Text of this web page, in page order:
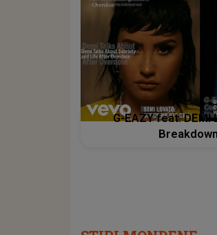
G-EAZY feat. DEMI
Breakdown